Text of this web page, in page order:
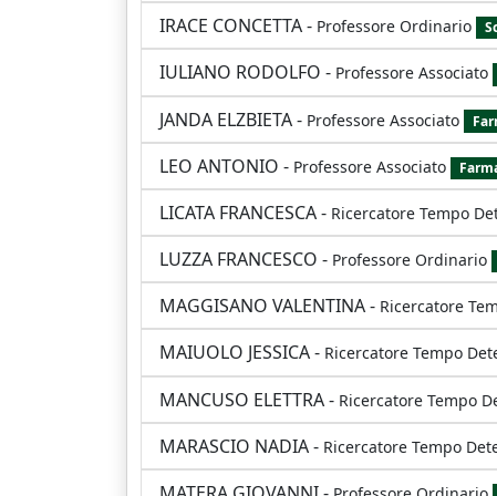
IRACE CONCETTA- Professore Ordinario
IULIANO RODOLFO - Professore Associato
JANDA ELZBIETA- Professore Associato
LEO ANTONIO - Professore Associato
LICATA FRANCESCA- Ricercatore Tempo
LUZZA FRANCESCO - Professore Ordinario
MAGGISANO VALENTINA- Ricercatore
MAIUOLO JESSICA- Ricercatore Tempo
MANCUSO ELETTRA- Ricercatore Tempo
MARASCIO NADIA- Ricercatore Tempo